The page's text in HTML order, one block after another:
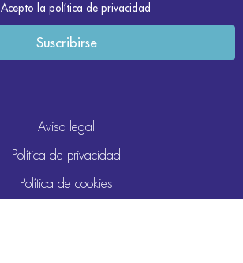
Acepto la política de privacidad
Aviso legal
Política de privacidad
Política de cookies